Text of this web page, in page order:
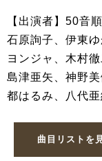
【出演者】50音順
石原詢子、伊東
ヨンジャ、木村
島津亜矢、神野
都はるみ、八代
曲目リストを